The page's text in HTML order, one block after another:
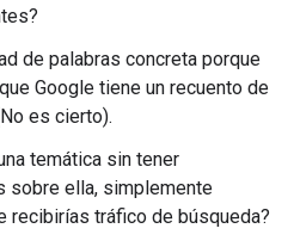
de palabras concreta porque
Google tiene un recuento de
es cierto).
temática sin tener
sobre ella, simplemente
recibirías tráfico de búsqueda?